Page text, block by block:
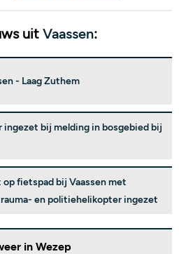
uit Vaassen:
- Laag Zuthem
ingezet bij melding in bosgebied bij
fietspad bij Vaassen met
en politiehelikopter ingezet
in Wezep